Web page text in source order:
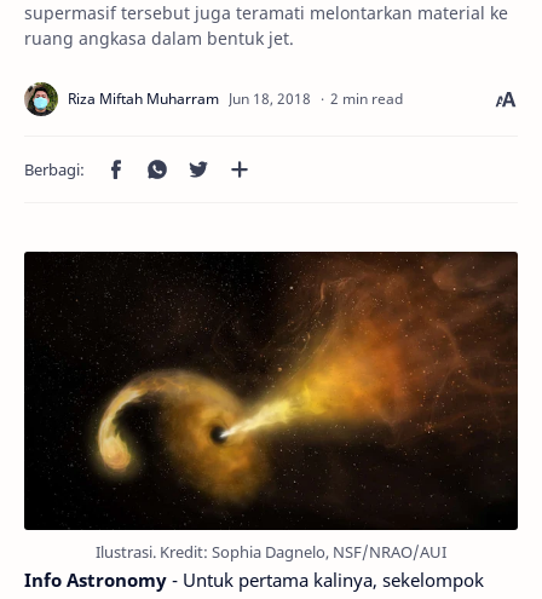
supermasif tersebut juga teramati melontarkan material ke
ruang angkasa dalam bentuk jet.
2 min read
Ilustrasi. Kredit: Sophia Dagnelo, NSF/NRAO/AUI
Info Astronomy - Untuk pertama kalinya, sekelompok